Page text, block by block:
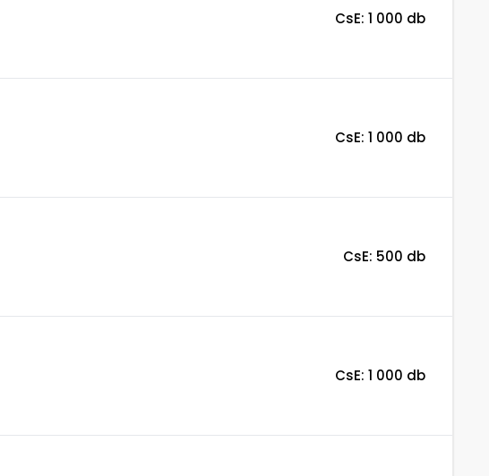
CsE: 1 000 db
CsE: 1 000 db
CsE: 500 db
CsE: 1 000 db